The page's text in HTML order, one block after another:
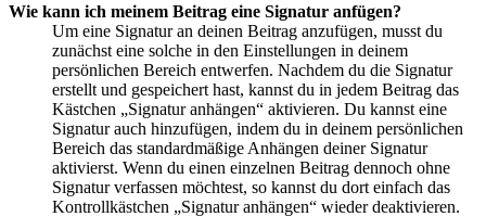
Wie kann ich meinem Beitrag eine Signatur anfügen?
Um eine Signatur an deinen Beitrag anzufügen, musst du
zunächst eine solche in den Einstellungen in deinem
persönlichen Bereich entwerfen. Nachdem du die Signatur
erstellt und gespeichert hast, kannst du in jedem Beitrag das
Kästchen „Signatur anhängen“ aktivieren. Du kannst eine
Signatur auch hinzufügen, indem du in deinem persönlichen
Bereich das standardmäßige Anhängen deiner Signatur
aktivierst. Wenn du einen einzelnen Beitrag dennoch ohne
Signatur verfassen möchtest, so kannst du dort einfach das
Kontrollkästchen „Signatur anhängen“ wieder deaktivieren.